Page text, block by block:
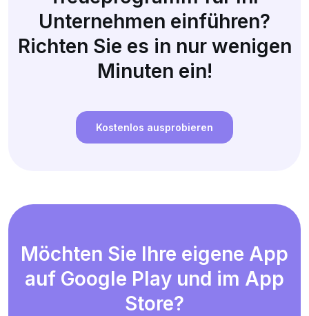
Unternehmen einführen?
Richten Sie es in nur wenigen
Minuten ein!
Kostenlos ausprobieren
Möchten Sie Ihre eigene App
auf Google Play und im App
Store?